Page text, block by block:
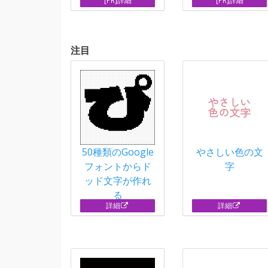
注目
50種類のGoogle
フォントからド
ッド文字が作れ
る
詳細
やさしい色の文
字
詳細